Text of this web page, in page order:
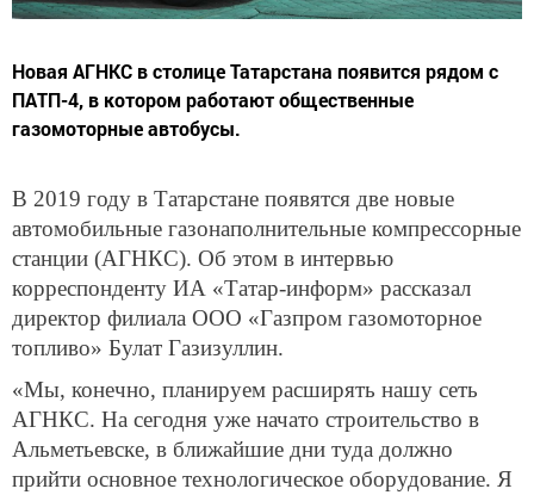
Новая АГНКС в столице Татарстана появится рядом с
ПАТП-4, в котором работают общественные
газомоторные автобусы.
В 2019 году в Татарстане появятся две новые
автомобильные газонаполнительные компрессорные
станции (АГНКС). Об этом в интервью
корреспонденту ИА «Татар-информ» рассказал
директор филиала ООО «Газпром газомоторное
топливо» Булат Газизуллин.
«Мы, конечно, планируем расширять нашу сеть
АГНКС. На сегодня уже начато строительство в
Альметьевске, в ближайшие дни туда должно
прийти основное технологическое оборудование. Я